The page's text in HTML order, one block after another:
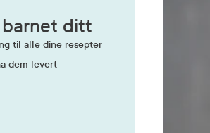
ditt
til alle dine resepter
dem levert